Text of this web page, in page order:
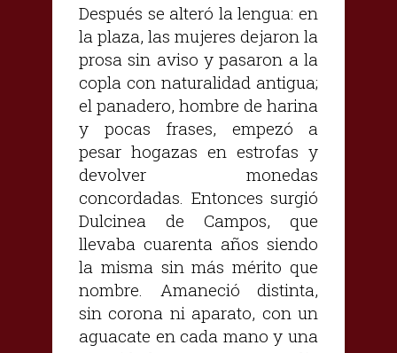
Después se alteró la lengua: en
la plaza, las mujeres dejaron la
prosa sin aviso y pasaron a la
copla con naturalidad antigua;
el panadero, hombre de harina
y pocas frases, empezó a
pesar hogazas en estrofas y
devolver monedas
concordadas. Entonces surgió
Dulcinea de Campos, que
llevaba cuarenta años siendo
la misma sin más mérito que
nombre. Amaneció distinta,
sin corona ni aparato, con un
aguacate en cada mano y una